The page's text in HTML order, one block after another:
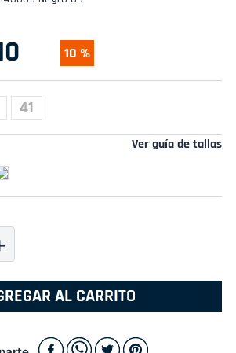
10 %
41
Ver guía de tallas
AL CARRITO